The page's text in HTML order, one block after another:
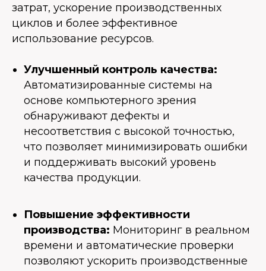
затрат, ускорение производственных
циклов и более эффективное
использование ресурсов.
Улучшенный контроль качества:
Автоматизированные системы на
основе компьютерного зрения
обнаруживают дефекты и
несоответствия с высокой точностью,
что позволяет минимизировать ошибки
и поддерживать высокий уровень
качества продукции.
Повышение эффективности
производства: Мониторинг в реальном
времени и автоматические проверки
позволяют ускорить производственные